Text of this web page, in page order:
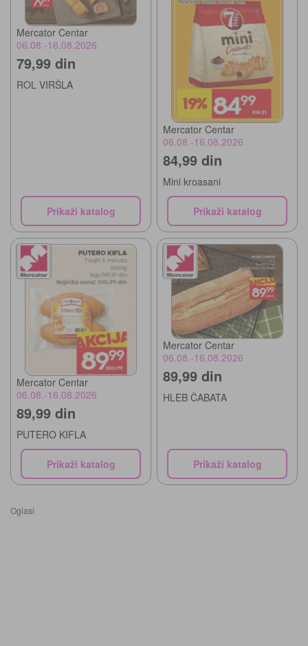
Mercator Centar
06.08.-16.08.2026
79,99 din
ROL VIRŠLA
Prikaži katalog
Mercator Centar
06.08.-16.08.2026
84,99 din
Mini kroasani
Prikaži katalog
Mercator Centar
06.08.-16.08.2026
89,99 din
PUTERO KIFLA
Prikaži katalog
Mercator Centar
06.08.-16.08.2026
89,99 din
HLEB ČABATA
Prikaži katalog
Oglasi